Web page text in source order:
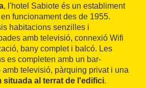
, l'hotel Sabiote és un establiment
en funcionament des de 1955.
habitacions senzilles i
amb televisió, connexió Wifi
bany complet i balcó. Les
es completen amb un bar-
amb televisió, pàrquing privat i una
situada al terrat de l'edifici.